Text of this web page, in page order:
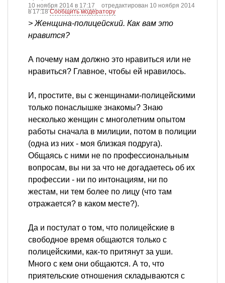
10 ноября 2014 в 17:17
отредактирован 10 ноября 2014
в 17:18Сообщить модератору
> Женщина-полицейский. Как вам это
нравится?
А почему нам должно это нравиться или не
нравиться? Главное, чтобы ей нравилось.
И, простите, вы с женщинами-полицейскими
только понаслышке знакомы? Знаю
несколько женщин с многолетним опытом
работы сначала в милиции, потом в полиции
(одна из них - моя близкая подруга).
Общаясь с ними не по профессиональным
вопросам, вы ни за что не догадаетесь об их
профессии - ни по интонациям, ни по
жестам, ни тем более по лицу (что там
отражается? в каком месте?).
Да и постулат о том, что полицейские в
свободное время общаются только с
полицейскими, как-то притянут за уши.
Много с кем они общаются. А то, что
приятельские отношения складываются с